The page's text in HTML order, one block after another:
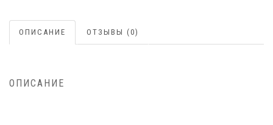
ОПИСАНИЕ ОТЗЫВЫ (0)
ОПИСАНИЕ